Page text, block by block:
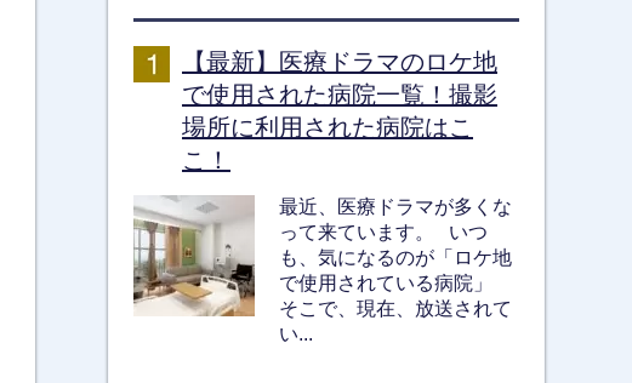
【最新】医療ドラマのロケ地
で使用された病院一覧！撮影
場所に利用された病院はこ
こ！
最近、医療ドラマが多くな
って来ています。 いつ
も、気になるのが「ロケ地
で使用されている病院」
そこで、現在、放送されて
い...